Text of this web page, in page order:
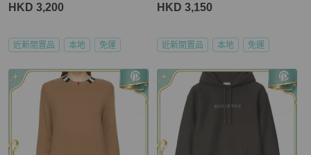
HKD 3,200
近新閒置品 本地 免運
HKD 3,150
近新閒置品 本地 免運